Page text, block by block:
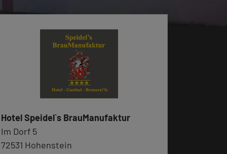
Hotel Speidel`s BrauManufaktur
Im Dorf 5
72531 Hohenstein